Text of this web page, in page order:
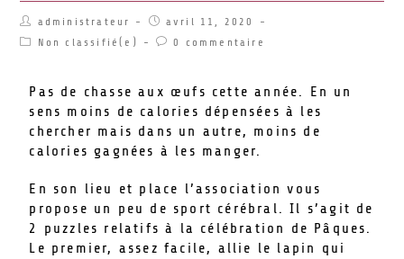
administrateur
avril 11, 2020
Non classifié(e)
0 commentaire
Pas de chasse aux œufs cette année. En un
sens moins de calories dépensées à les
chercher mais dans un autre, moins de
calories gagnées à les manger.
En son lieu et place l’association vous
propose un peu de sport cérébral. Il s’agit de
2 puzzles relatifs à la célébration de Pâques.
Le premier, assez facile, allie le lapin qui